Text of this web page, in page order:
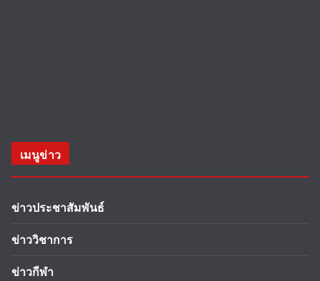
เมนูข่าว
ข่าวประชาสัมพันธ์
ข่าววิชาการ
ข่าวกีฬา